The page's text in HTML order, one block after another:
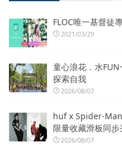
FLOC唯一基督徒
2021/03/29
童心浪花．水
探索自我
2026/08/07
huf x Spider-
限量收藏滑板同步
2026/08/07